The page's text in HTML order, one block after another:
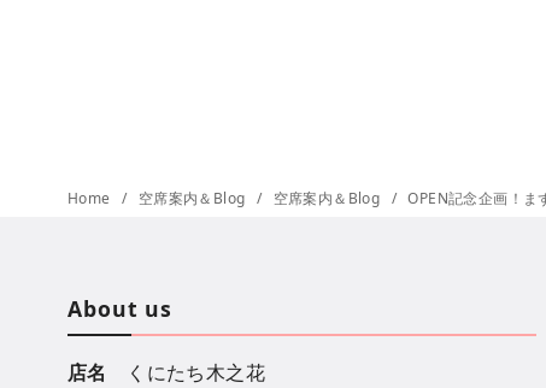
Home 空席案内＆Blog 空席案内＆Blog OPEN記念企画！ま
About us
店名 くにたち木之花